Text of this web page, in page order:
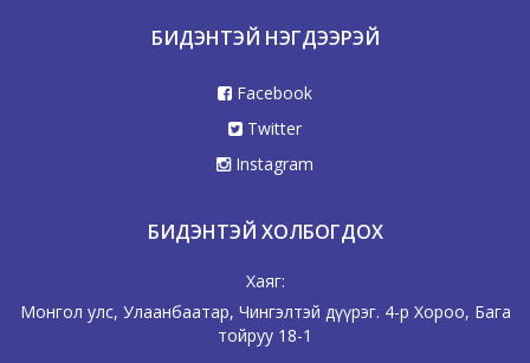
БИДЭНТЭЙ НЭГДЭЭРЭЙ
Facebook
Twitter
Instagram
БИДЭНТЭЙ ХОЛБОГДОХ
Хаяг:
Монгол улс, Улаанбаатар, Чингэлтэй дүүрэг. 4-р Хороо, Бага
тойруу 18-1